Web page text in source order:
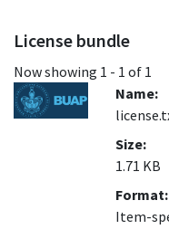
License bundle
Now showing 1 - 1 of 1
Name:
Size:
1.71 KB
Format:
Item-